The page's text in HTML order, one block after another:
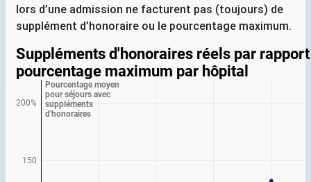
lors d’une admission ne facturent pas (toujours) de
supplément d’honoraire ou le pourcentage maximum.